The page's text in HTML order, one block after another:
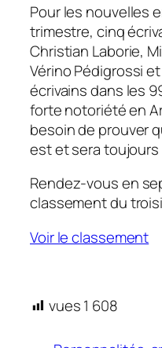
Pour les nouvelles
trimestre, cinq
Christian Laborie,
Vérino Pédigrossi
écrivains dans les
forte notoriété en
besoin de prouver
est et sera toujours
Rendez-vous en
classement du
Voir le classement
vues1 608